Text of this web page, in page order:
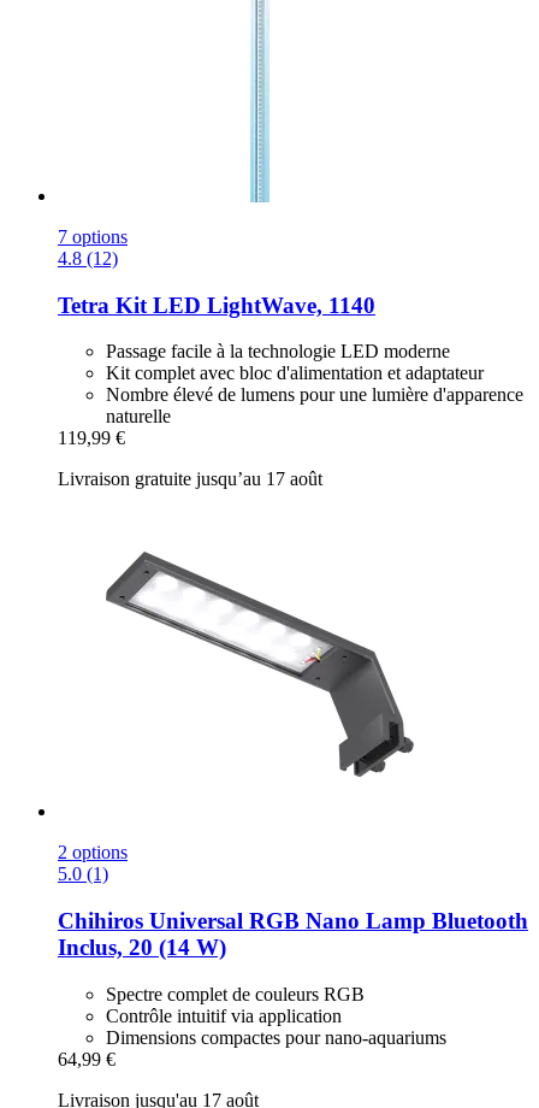
7 options
4.8 (12)
Tetra Kit LED LightWave, 1140
Passage facile à la technologie LED moderne
Kit complet avec bloc d'alimentation et adaptateur
Nombre élevé de lumens pour une lumière d'apparence
naturelle
119,99 €
Livraison gratuite jusqu’au 17 août
2 options
5.0 (1)
Chihiros Universal RGB Nano Lamp Bluetooth
Inclus, 20 (14 W)
Spectre complet de couleurs RGB
Contrôle intuitif via application
Dimensions compactes pour nano-aquariums
64,99 €
Livraison jusqu'au 17 août